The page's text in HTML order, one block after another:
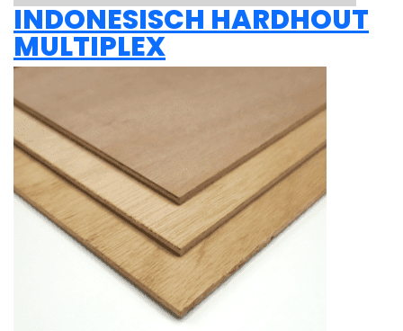
INDONESISCH HARDHOUT
MULTIPLEX